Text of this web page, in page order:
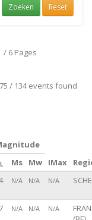
Zoeken Reset
/ 6 Pages
/ 134 events found
IMax
L Ms
Mw
N/A N/A N/A
N/A N/A N/A